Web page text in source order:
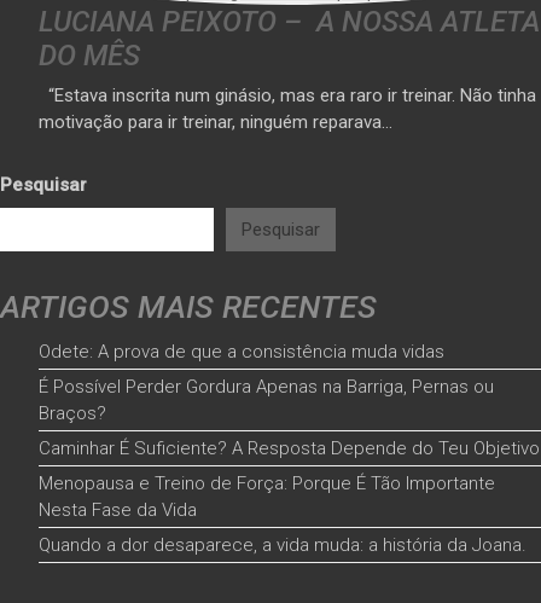
LUCIANA PEIXOTO – A NOSSA ATLETA
DO MÊS
“Estava inscrita num ginásio, mas era raro ir treinar. Não tinha
motivação para ir treinar, ninguém reparava…
Pesquisar
Pesquisar
ARTIGOS MAIS RECENTES
Odete: A prova de que a consistência muda vidas
É Possível Perder Gordura Apenas na Barriga, Pernas ou
Braços?
Caminhar É Suficiente? A Resposta Depende do Teu Objetivo
Menopausa e Treino de Força: Porque É Tão Importante
Nesta Fase da Vida
Quando a dor desaparece, a vida muda: a história da Joana.